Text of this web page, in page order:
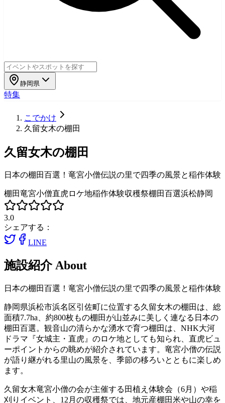
静岡県
特集
こでかけ
久留女木の棚田
久留女木の棚田
日本の棚田百選！竜宮小僧伝説の里で四季の風景と稲作体験
棚田竜宮小僧直虎ロケ地稲作体験収穫祭棚田百選浜松静岡
3.0
シェアする：
LINE
施設紹介 About
日本の棚田百選！竜宮小僧伝説の里で四季の風景と稲作体験
静岡県浜松市浜名区引佐町に位置する久留女木の棚田は、総
面積7.7ha、約800枚もの棚田が山並みに美しく連なる日本の
棚田百選。観音山の清らかな湧水で育つ棚田は、NHK大河
ドラマ『女城主・直虎』のロケ地としても知られ、直虎ビュ
ーポイントからの眺めが紹介されています。竜宮小僧の伝説
が語り継がれる里山の風景を、季節の移ろいとともに楽しめ
ます。
久留女木竜宮小僧の会が主催する田植え体験会（6月）や稲
刈りイベント、12月の収穫祭では、地元産棚田米や山の幸を